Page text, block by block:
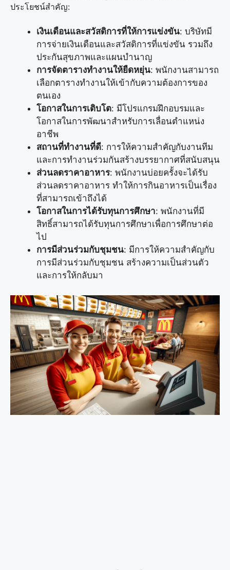
ประโยชน์สำคัญ:
เงินเดือนและสวัสดิการที่ให้การแข่งขัน: บริษัทมี
การจ่ายเงินเดือนและสวัสดิการที่แข่งขัน รวมถึง
ประกันสุขภาพและแผนบำนาญ
การจัดตารางทำงานให้ยืดหยุ่น: พนักงานสามารถ
เลือกตารางทำงานให้เข้ากับความต้องการของ
ตนเอง
โอกาสในการเติบโต: มีโปรแกรมฝึกอบรมและ
โอกาสในการพัฒนาสำหรับการเลื่อนตำแหน่ง
อาชีพ
สถานที่ทำงานที่ดี: การให้ความสำคัญกับงานทีม
และการทำงานร่วมกันสร้างบรรยากาศที่สนับสนุน
ส่วนลดราคาอาหาร: พนักงานบ่อยครั้งจะได้รับ
ส่วนลดราคาอาหาร ทำให้การกินอาหารเป็นเรื่อง
ที่สามารถเข้าถึงได้
โอกาสในการได้รับทุนการศึกษา: พนักงานที่มี
สิทธิ์สามารถได้รับทุนการศึกษาเพื่อการศึกษาต่อ
ไป
การมีส่วนร่วมกับชุมชน: มีการให้ความสำคัญกับ
การมีส่วนร่วมกับชุมชน สร้างความเป็นส่วนตัว
และการให้กลับมา